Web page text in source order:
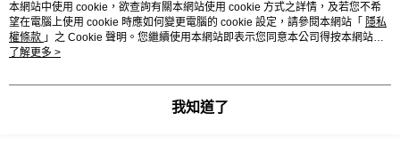
熱門標籤
本網站中使用 cookie，欲查詢有關本網站使用 cookie 方式之詳情，及若您不希
望在電腦上使用 cookie 時應如何變更電腦的 cookie 設定，請參閱本網站「 隱私
權條款 」之 Cookie 聲明。您繼續使用本網站即表示您同意本公司得按本網站使
用條款之 Cookie 聲明使用 cookie。
了解更多 >
我知道了